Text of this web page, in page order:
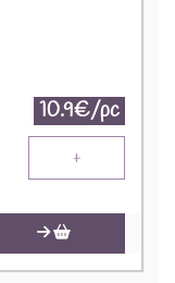
10.9€/pc
+